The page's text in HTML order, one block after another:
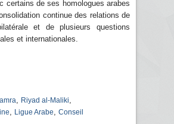
certains de ses homologues arabes
continue des relations de
et de plusieurs questions
et internationales.
Riyad al-Maliki
Ligue Arabe Conseil